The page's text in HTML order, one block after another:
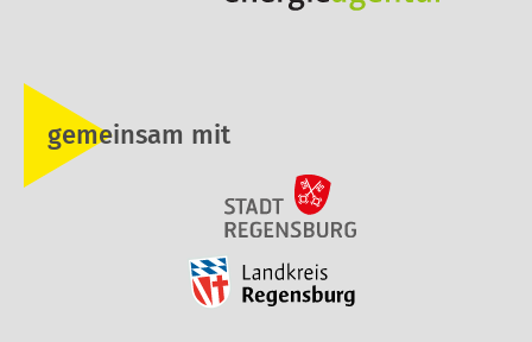
gemeinsam mit